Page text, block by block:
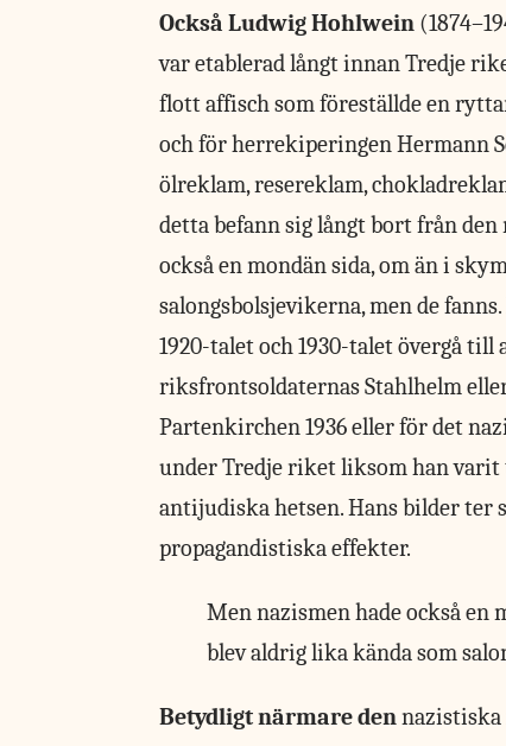
Också Ludwig Hohlwein
var etablerad långt innan Tredje
flott affisch som föreställde en
och för herrekiperingen Hermann
ölreklam, resereklam,
detta befann sig långt bort från
också en mondän sida, om än i
salongsbolsjevikerna, men de
1920-talet och 1930-talet övergå
riksfrontsoldaternas Stahlhelm
Partenkirchen 1936 eller för det
under Tredje riket liksom han varit
antijudiska hetsen. Hans bilder ter
propagandistiska effekter.
Men nazismen hade också en
blev aldrig lika kända som
Betydligt närmare den nazistiska